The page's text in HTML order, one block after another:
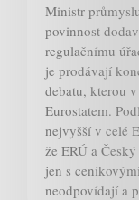
Ministr
povinnost
regulačnímu
je prodávají
debatu, kterou
Eurostatem.
nejvyšší v celé
že ERÚ a
jen s
neodpovídají a